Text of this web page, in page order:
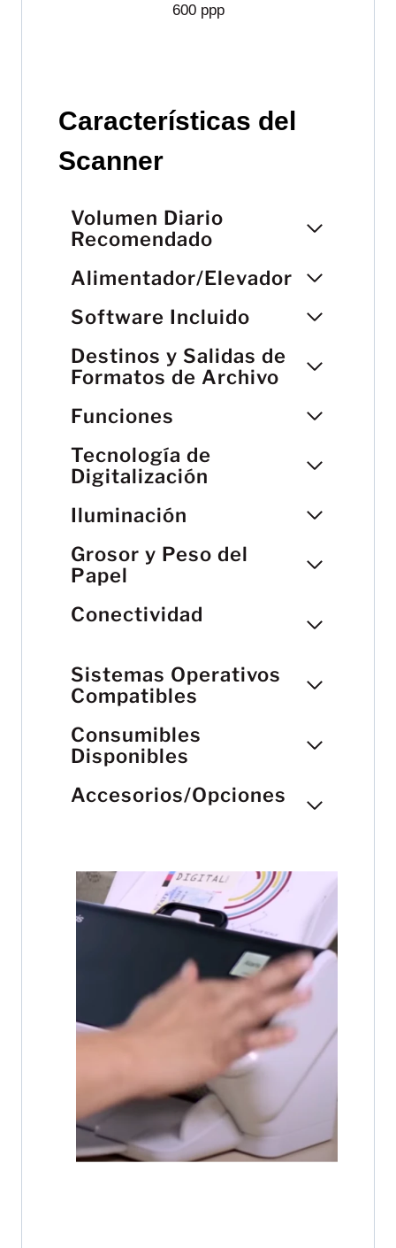
600 ppp
Características del
Scanner
Volumen Diario
Recomendado
Alimentador/Elevador
Software Incluido
Destinos y Salidas de
Formatos de Archivo
Funciones
Tecnología de
Digitalización
Iluminación
Grosor y Peso del
Papel
Conectividad
Sistemas Operativos
Compatibles
Consumibles
Disponibles
Accesorios/Opciones